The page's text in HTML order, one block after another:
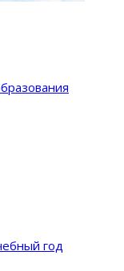
год